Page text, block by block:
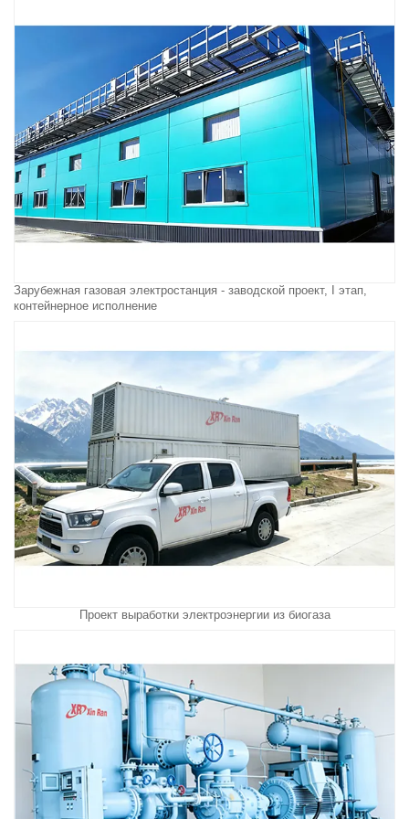
Зарубежная газовая электростанция - заводской проект, I этап,
контейнерное исполнение
Проект выработки электроэнергии из биогаза